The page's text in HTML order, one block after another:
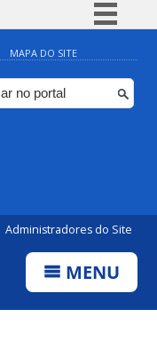
Simplifique!
Comunica BR
Participe
MAPA DO SITE
Administradores do Site
MENU